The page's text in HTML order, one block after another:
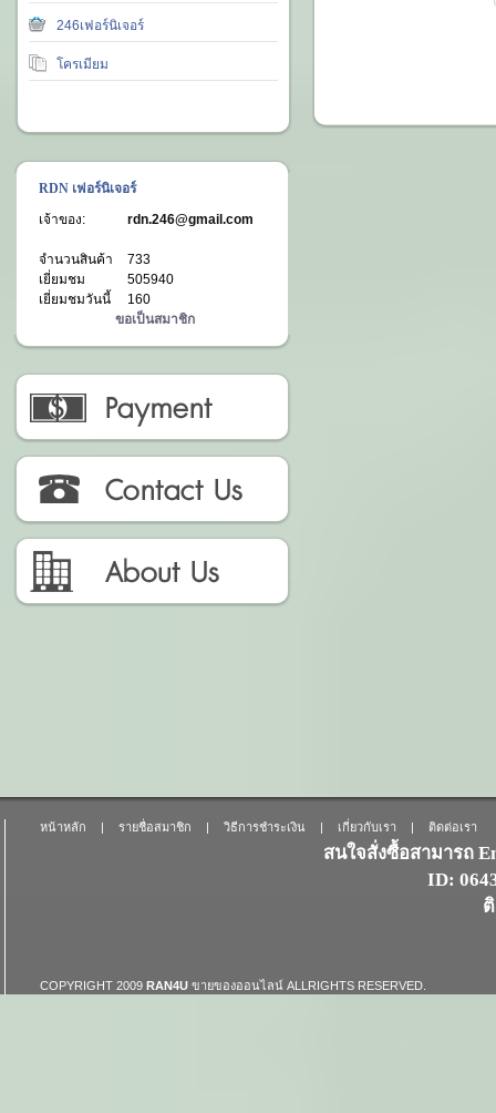
246เฟอร์นิเจอร์
โครเมียม
RDN เฟอร์นิเจอร์
เจ้าของ:
rdn.246@gmail.com
จำนวนสินค้า
733
เยี่ยมชม
505940
เยี่ยมชมวันนี้
160
ขอเป็นสมาชิก
หน้าหลัก | รายชื่อสมาชิก | วิธีการชำระเงิน | เกี่ยวกับเรา | ติดต่อเรา
สนใจสั่งซื้อสามารถ
ID:
COPYRIGHT 2009 RAN4U ขายของออนไลน์ ALLRIGHTS RESERVED.